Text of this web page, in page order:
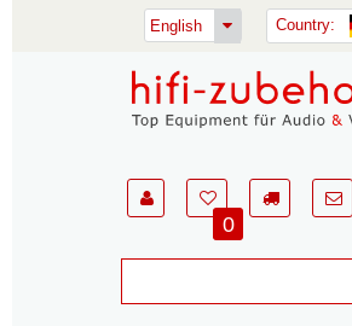
English Country:
0